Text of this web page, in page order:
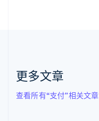
更多文章
查看所有“支付”相关文章
English
English